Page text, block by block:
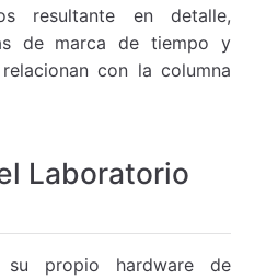
resultante en detalle,
de marca de tiempo y
con la columna
Laboratorio
su propio hardware de